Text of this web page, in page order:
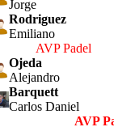
Jorge
Rodriguez
Emiliano
AVP Padel
Ojeda
Alejandro
Barquett
Carlos Daniel
AVP